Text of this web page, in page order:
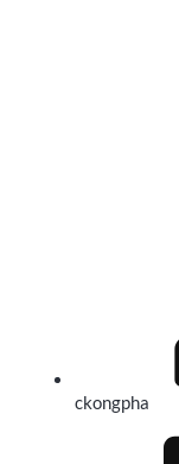
ckongpha